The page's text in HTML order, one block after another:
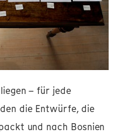
– für jede
die Entwürfe, die
und nach Bosnien